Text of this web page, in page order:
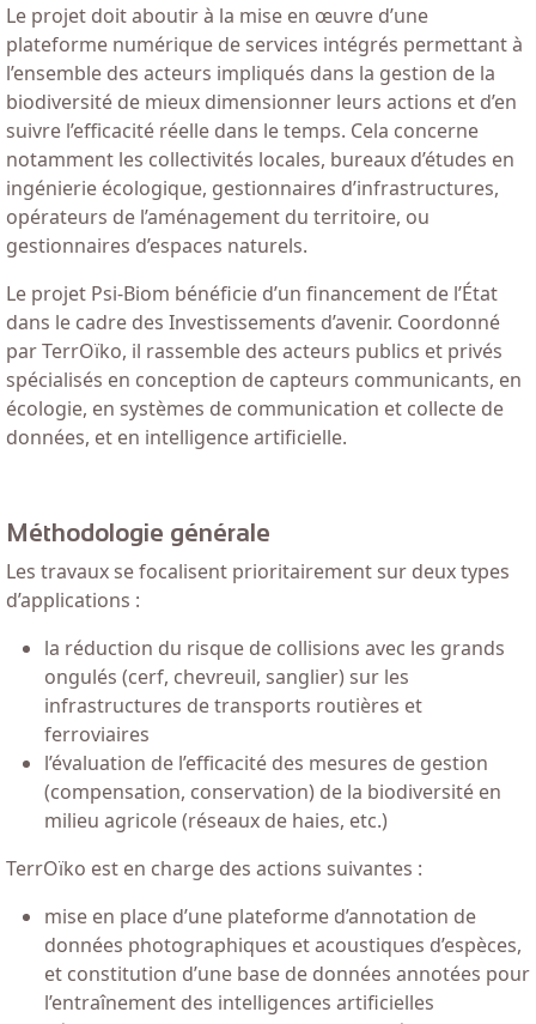
Le projet doit aboutir à la mise en œuvre d’une
plateforme numérique de services intégrés permettant à
l’ensemble des acteurs impliqués dans la gestion de la
biodiversité de mieux dimensionner leurs actions et d’en
suivre l’efficacité réelle dans le temps. Cela concerne
notamment les collectivités locales, bureaux d’études en
ingénierie écologique, gestionnaires d’infrastructures,
opérateurs de l’aménagement du territoire, ou
gestionnaires d’espaces naturels.
Le projet Psi-Biom bénéficie d’un financement de l’État
dans le cadre des Investissements d’avenir. Coordonné
par TerrOïko, il rassemble des acteurs publics et privés
spécialisés en conception de capteurs communicants, en
écologie, en systèmes de communication et collecte de
données, et en intelligence artificielle.
Méthodologie générale
Les travaux se focalisent prioritairement sur deux types
d’applications :
la réduction du risque de collisions avec les grands
ongulés (cerf, chevreuil, sanglier) sur les
infrastructures de transports routières et
ferroviaires
l’évaluation de l’efficacité des mesures de gestion
(compensation, conservation) de la biodiversité en
milieu agricole (réseaux de haies, etc.)
TerrOïko est en charge des actions suivantes :
mise en place d’une plateforme d’annotation de
données photographiques et acoustiques d’espèces,
et constitution d’une base de données annotées pour
l’entraînement des intelligences artificielles